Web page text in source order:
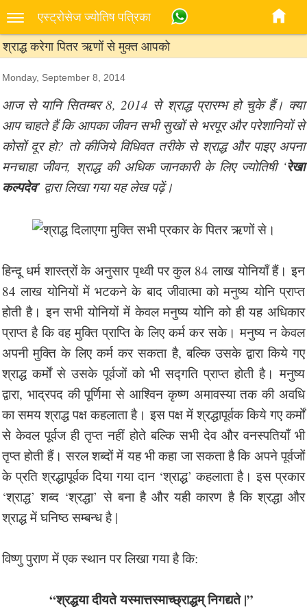
एस्‍ट्रोसेज ज्‍योतिष पत्रिका
श्राद्ध करेगा पितर ऋणों से मुक्त आपको
Monday, September 8, 2014
आज से यानि सितम्बर 8, 2014 से श्राद्ध प्रारम्भ हो चुके हैं। क्या
आप चाहते हैं कि आपका जीवन सभी सुखों से भरपूर और परेशानियों से
कोसों दूर हो? तो कीजिये विधिवत तरीके से श्राद्ध और पाइए अपना
मनचाहा जीवन, श्राद्ध की अधिक जानकारी के लिए ज्योतिषी ‘रेखा
कल्पदेव’ द्वारा लिखा गया यह लेख पढ़ें।
हिन्दू धर्म शास्त्रों के अनुसार पृथ्वी पर कुल 84 लाख योनियाँ हैं। इन
84 लाख योनियों में भटकने के बाद जीवात्मा को मनुष्य योनि प्राप्त
होती है। इन सभी योनियों में केवल मनुष्य योनि को ही यह अधिकार
प्राप्त है कि वह मुक्ति प्राप्ति के लिए कर्म कर सके। मनुष्य न केवल
अपनी मुक्ति के लिए कर्म कर सकता है, बल्कि उसके द्वारा किये गए
श्राद्ध कर्मों से उसके पूर्वजों को भी सद्गति प्राप्त होती है। मनुष्य
द्वारा, भाद्रपद की पूर्णिमा से आश्विन कृष्ण अमावस्या तक की अवधि
का समय श्राद्ध पक्ष कहलाता है। इस पक्ष में श्रद्धापूर्वक किये गए कर्मों
से केवल पूर्वज ही तृप्त नहीं होते बल्कि सभी देव और वनस्पतियाँ भी
तृप्त होती हैं। सरल शब्दों में यह भी कहा जा सकता है कि अपने पूर्वजों
के प्रति श्रद्धापूर्वक दिया गया दान ‘श्राद्ध’ कहलाता है। इस प्रकार
‘श्राद्ध’ शब्द ‘श्रद्धा’ से बना है और यही कारण है कि श्रद्धा और
श्राद्ध में घनिष्ठ सम्बन्ध है |
विष्णु पुराण में एक स्थान पर लिखा गया है कि:
“श्रद्धया दीयते यस्मात्तस्माच्छ्राद्धम् निगद्यते |”